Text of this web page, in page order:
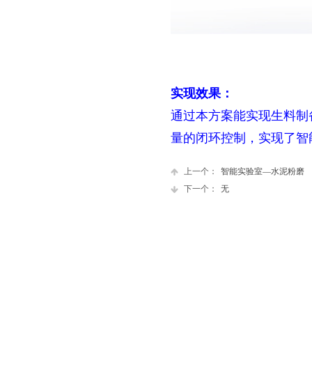
实现效果：
通过本方案能实现生料
量的闭环控制，实现了
上一个：
智能实验室—水泥粉磨
下一个：
无